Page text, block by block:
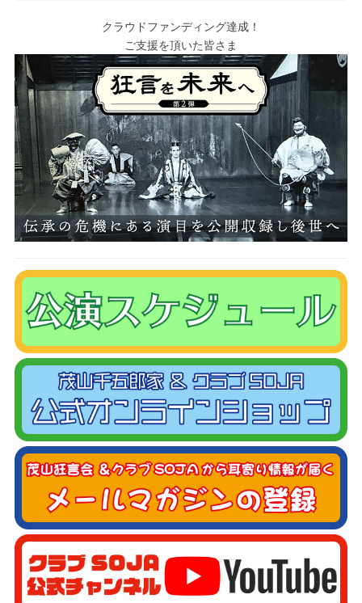
クラウドファンディング達成！
ご支援を頂いた皆さま